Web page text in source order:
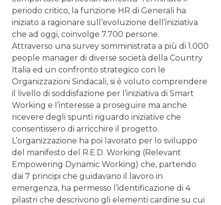
periodo critico, la funzione HR di Generali ha
iniziato a ragionare sull’evoluzione dell’iniziativa
che ad oggi, coinvolge 7.700 persone.
Attraverso una survey somministrata a più di 1.000
people manager di diverse società della Country
Italia ed un confronto strategico con le
Organizzazioni Sindacali, si è voluto comprendere
il livello di soddisfazione per l’iniziativa di Smart
Working e l’interesse a proseguire ma anche
ricevere degli spunti riguardo iniziative che
consentissero di arricchire il progetto.
L’organizzazione ha poi lavorato per lo sviluppo
del manifesto del R.E.D. Working (Relevant
Empowering Dynamic Working) che, partendo
dai 7 principi che guidavano il lavoro in
emergenza, ha permesso l’identificazione di 4
pilastri che descrivono gli elementi cardine su cui